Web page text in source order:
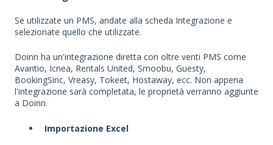
Se utilizzate un PMS, andate alla scheda Integrazione e
selezionate quello che utilizzate.
Doinn ha un'integrazione diretta con oltre venti PMS come
Avantio, Icnea, Rentals United, Smoobu, Guesty,
BookingSinc, Vreasy, Tokeet, Hostaway, ecc. Non appena
l'integrazione sarà completata, le proprietà verranno aggiunte
a Doinn.
Importazione Excel